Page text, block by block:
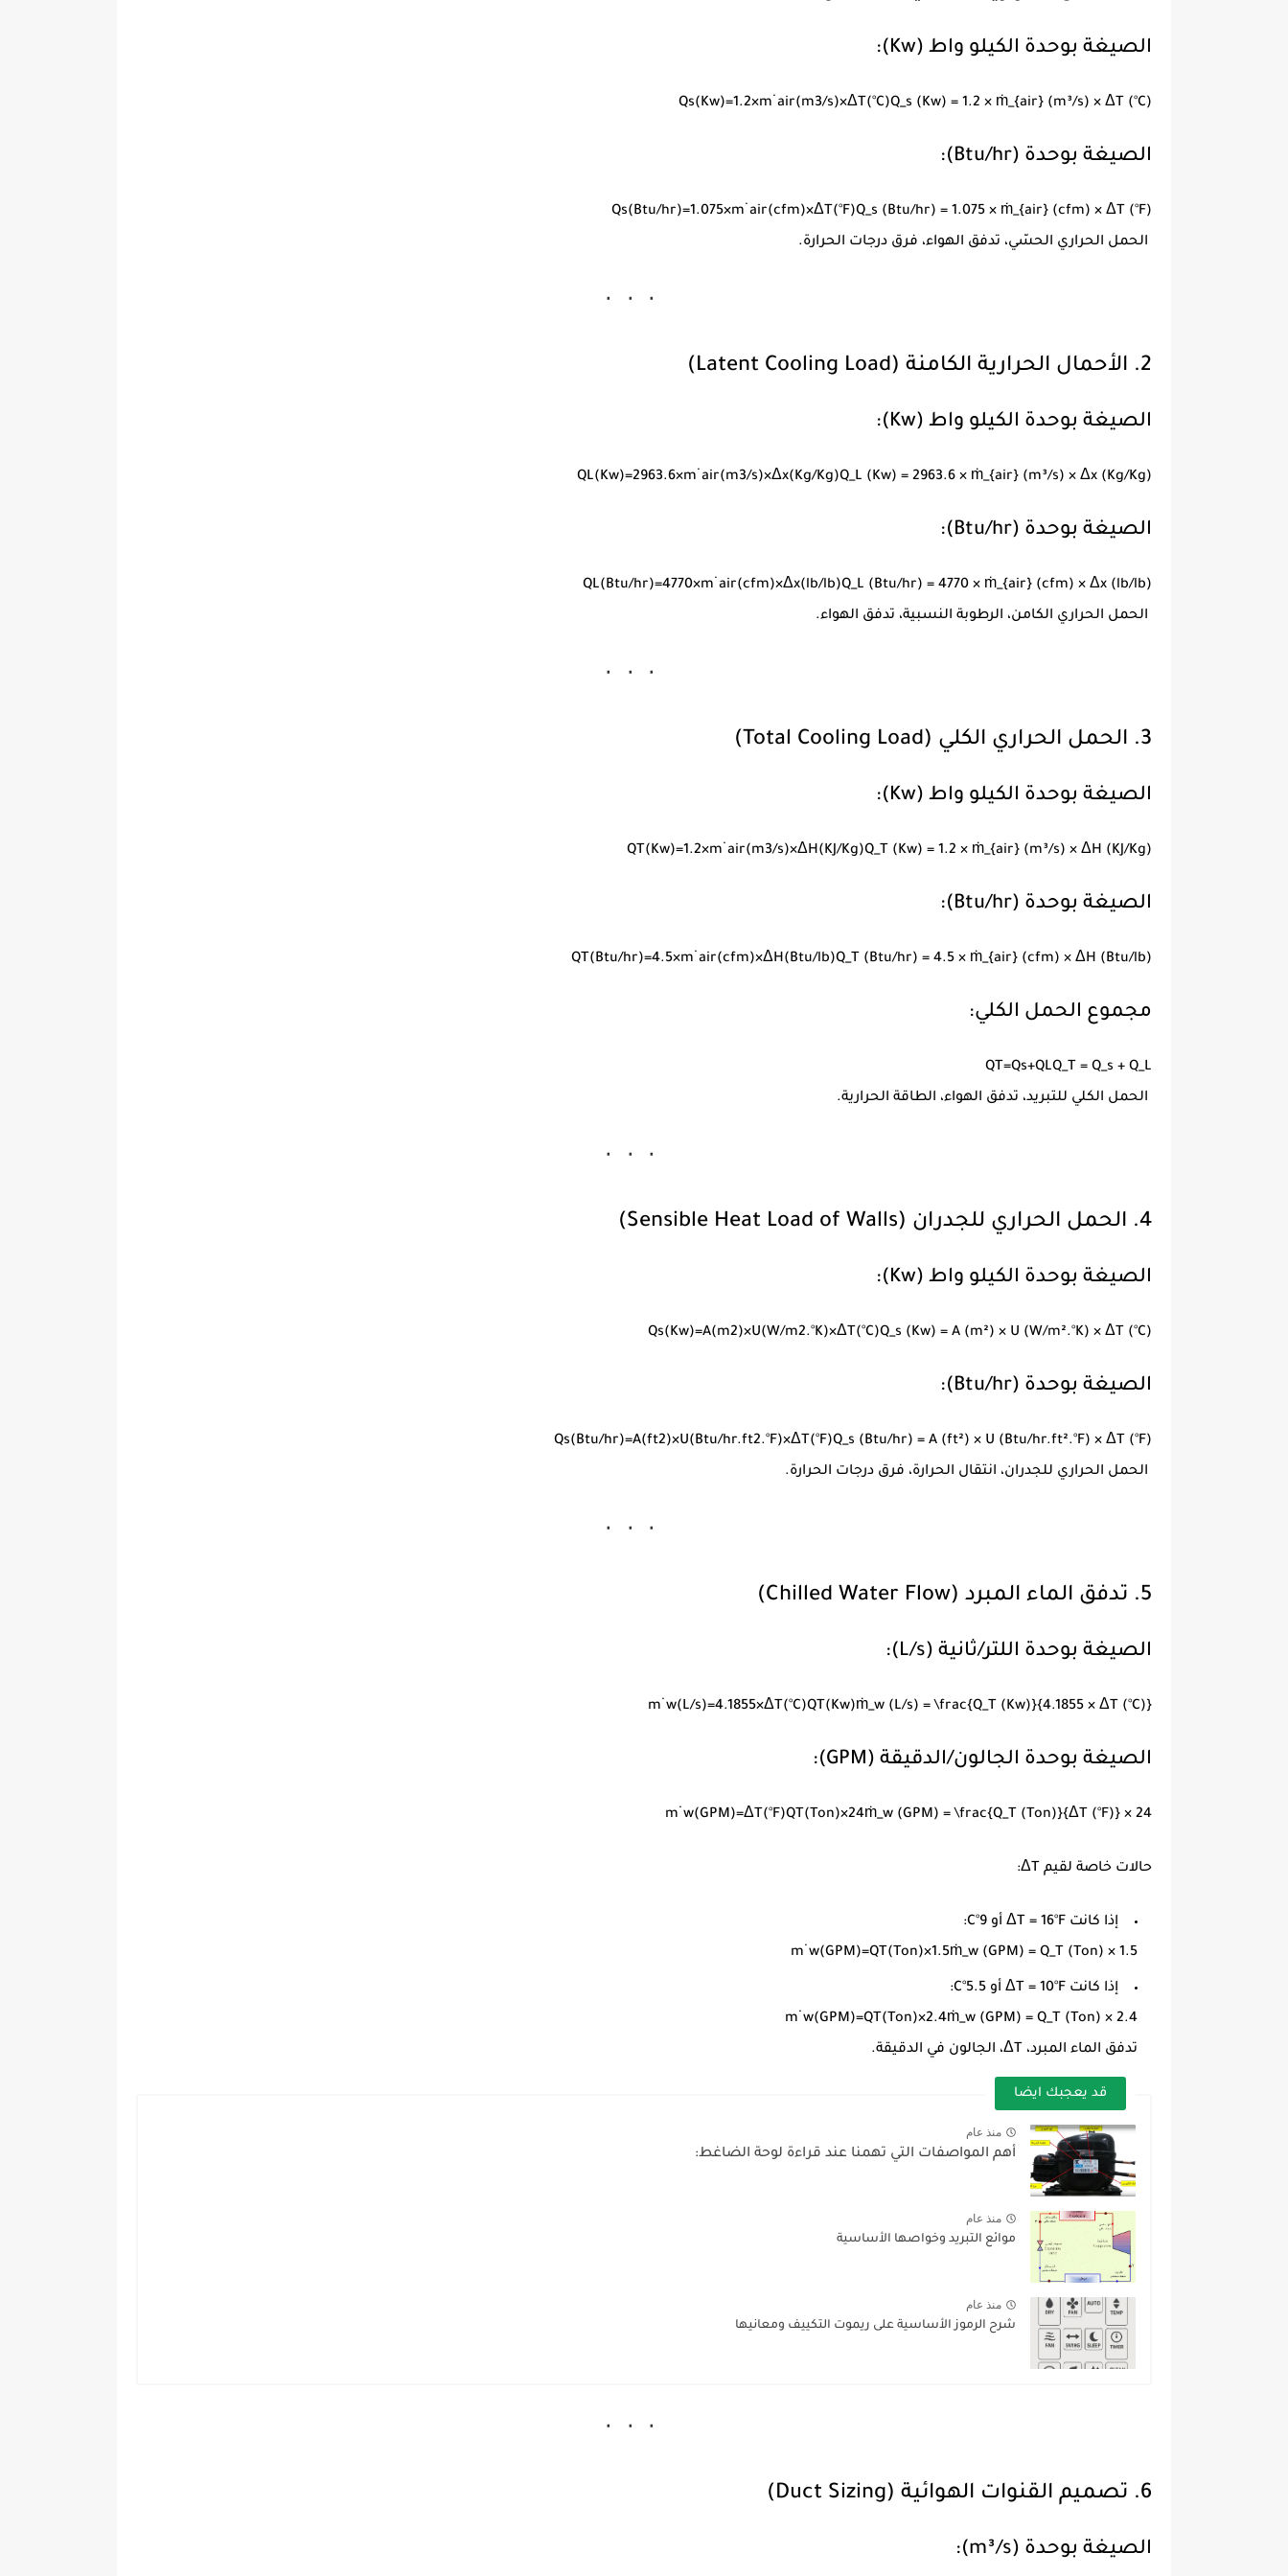
الصيغة بوحدة الكيلو واط (Kw):
Q_s (Kw) = 1.2 × ṁ_{air} (m³/s) × ΔT (°C)
Qs(Kw)=1.2×m air(m3/s)×ΔT (°C)
الصيغة بوحدة (Btu/hr):
Q_s (Btu/hr) = 1.075 × ṁ_{air} (cfm) × ΔT (°F)
Qs(Btu/hr)=1.075×m air(cfm)×ΔT (°F)
الحمل الحراري الحسّي، تدفق الهواء، فرق درجات الحرارة.
2. الأحمال الحرارية الكامنة (Latent Cooling Load)
الصيغة بوحدة الكيلو واط (Kw):
Q_L (Kw) = 2963.6 × ṁ_{air} (m³/s) × Δx (Kg/Kg)
QL(Kw)=2963.6×m air(m3/s)×Δx(Kg/Kg)
الصيغة بوحدة (Btu/hr):
Q_L (Btu/hr) = 4770 × ṁ_{air} (cfm) × Δx (lb/lb)
QL(Btu/hr)=4770×m air(cfm)×Δx(lb/lb)
الحمل الحراري الكامن، الرطوبة النسبية، تدفق الهواء.
3. الحمل الحراري الكلي (Total Cooling Load)
الصيغة بوحدة الكيلو واط (Kw):
Q_T (Kw) = 1.2 × ṁ_{air} (m³/s) × ΔH (KJ/Kg)
QT (Kw)=1.2×m air(m3/s)×ΔH(KJ/Kg)
الصيغة بوحدة (Btu/hr):
Q_T (Btu/hr) = 4.5 × ṁ_{air} (cfm) × ΔH (Btu/lb)
QT (Btu/hr)=4.5×m air(cfm)×ΔH(Btu/lb)
مجموع الحمل الكلي:
Q_T = Q_s + Q_L
QT =Qs+QL
الحمل الكلي للتبريد، تدفق الهواء، الطاقة الحرارية.
4. الحمل الحراري للجدران (Sensible Heat Load of Walls)
الصيغة بوحدة الكيلو واط (Kw):
Q_s (Kw) = A (m²) × U (W/m².°K) × ΔT (°C)
Qs(Kw)=A(m2)×U(W/m2.°K)×ΔT (°C)
الصيغة بوحدة (Btu/hr):
Q_s (Btu/hr) = A (ft²) × U (Btu/hr.ft².°F) × ΔT (°F)
Qs(Btu/hr)=A(ft2)×U(Btu/hr.ft2.°F)×ΔT (°F)
الحمل الحراري للجدران، انتقال الحرارة، فرق درجات الحرارة.
5. تدفق الماء المبرد (Chilled Water Flow)
الصيغة بوحدة اللتر/ثانية (L/s):
ṁ_w (L/s) = \frac{Q_T (Kw)}{4.1855 × ΔT (°C)}
m w(L/s)=4.1855×ΔT (°C)QT (Kw)
الصيغة بوحدة الجالون/الدقيقة (GPM):
ṁ_w (GPM) = \frac{Q_T (Ton)}{ΔT (°F)} × 24
m w(GPM)=ΔT (°F)QT ( Ton)×24
حالات خاصة لقيم ΔT:
إذا كانت ΔT = 16°F أو 9°C:
ṁ_w (GPM) = Q_T (Ton) × 1.5
m w(GPM)=QT ( Ton)×1.5
إذا كانت ΔT = 10°F أو 5.5°C:
ṁ_w (GPM) = Q_T (Ton) × 2.4
m w(GPM)=QT ( Ton)×2.4
تدفق الماء المبرد، ΔT، الجالون في الدقيقة.
قد يعجبك ايضا
منذ عام
أهم المواصفات التي تهمنا عند قراءة لوحة الضاغط:
منذ عام
موائع التبريد وخواصها الأساسية
منذ عام
شرح الرموز الأساسية على ريموت التكييف ومعانيها
6. تصميم القنوات الهوائية (Duct Sizing)
الصيغة بوحدة (m³/s):